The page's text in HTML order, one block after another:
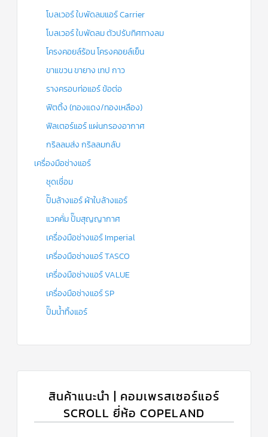
โบลเวอร์ ใบพัดลมแอร์ Carrier
โบลเวอร์ ใบพัดลม ตัวปรับทิศทางลม
โครงคอยล์ร้อน โครงคอยล์เย็น
ขาแขวน ขายาง เทป กาว
รางครอบท่อแอร์ ข้อต่อ
ฟิตติ้ง (ทองแดง/ทองเหลือง)
ฟิลเตอร์แอร์ แผ่นกรองอากาศ
กริลลมส่ง กริลลมกลับ
เครื่องมือช่างแอร์
ชุดเชื่อม
ปั๊มล้างแอร์ ผ้าใบล้างแอร์
แวคคั่ม ปั๊มสุญญากาศ
เครื่องมือช่างแอร์ Imperial
เครื่องมือช่างแอร์ TASCO
เครื่องมือช่างแอร์ VALUE
เครื่องมือช่างแอร์ SP
ปั๊มน้ำทิ้งแอร์
สินค้าแนะนำ | คอมเพรสเซอร์แอร์
SCROLL ยี่ห้อ COPELAND